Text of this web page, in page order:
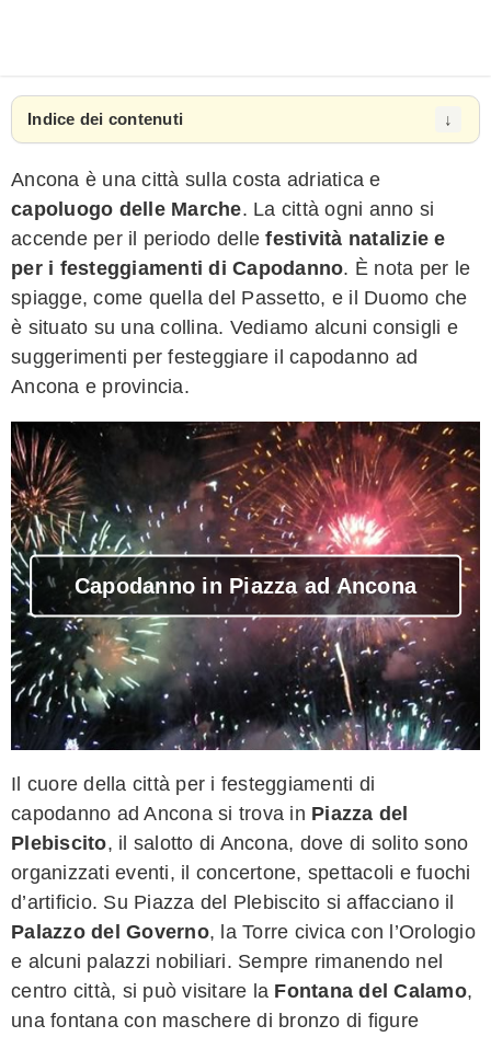
Indice dei contenuti
Ancona è una città sulla costa adriatica e
capoluogo delle Marche. La città ogni anno si
accende per il periodo dellefestività natalizie e
per i festeggiamenti di Capodanno. È nota per le
spiagge, come quella del Passetto, e il Duomo che
è situato su una collina. Vediamo alcuni consigli e
suggerimenti per festeggiare il capodanno ad
Ancona e provincia.
Capodanno in Piazza ad Ancona
Il cuore della città per i festeggiamenti di
capodanno ad Ancona si trova in Piazza del
Plebiscito, il salotto di Ancona, dove di solito sono
organizzati eventi, il concertone, spettacoli e fuochi
d’artificio. Su Piazza del Plebiscito si affacciano il
Palazzo del Governo, la Torre civica con l’Orologio
e alcuni palazzi nobiliari. Sempre rimanendo nel
centro città, si può visitare la Fontana del Calamo,
una fontana con maschere di bronzo di figure